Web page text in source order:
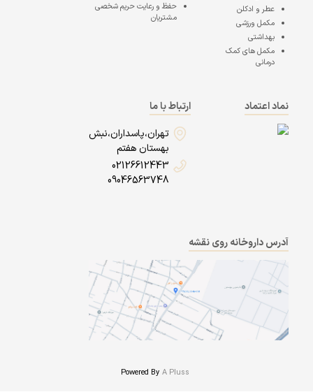
عطر و ادکلن
مکمل ورزشی
بهداشتی
مکمل های کمک
درمانی
حفظ و رعایت حریم شخصی
مشتریان
نماد اعتماد
ارتباط با ما
تهران،پاسداران،نبش
بهستان هفتم
02126612443
09046563748
آدرس داروخانه روی نقشه
A Pluss
Powered By